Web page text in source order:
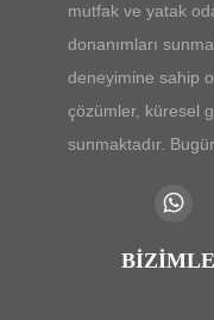
mutfak ve yatak
donanımları
deneyimine sahip
çözümler, küresel
sunmaktadır.